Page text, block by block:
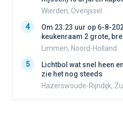
Wierden, Overijssel
4
Om 23.23 uur op 6-8-
keukenraam 2 grote,
Limmen, Noord-Holland
5
Lichtbol wat snel heen
zie het nog steeds
Hazerswoude-Rijndijk,